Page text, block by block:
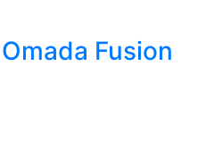
Fusion